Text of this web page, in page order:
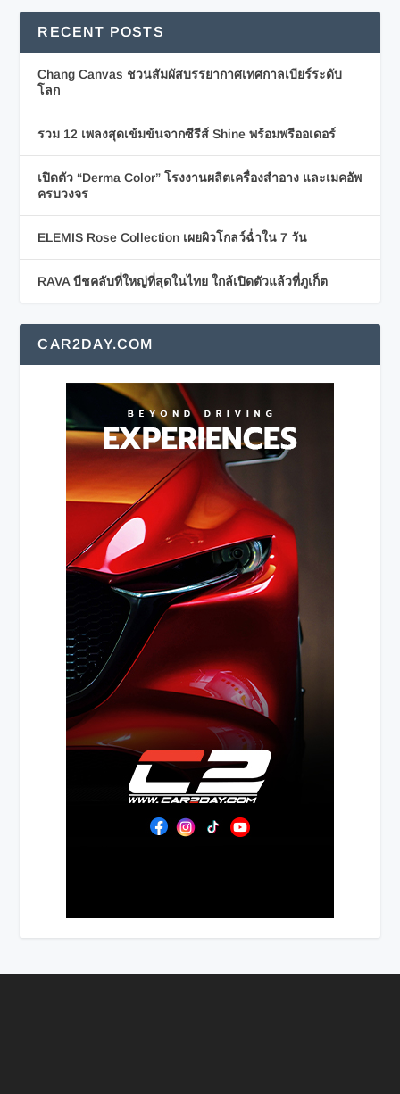
RECENT POSTS
Chang Canvas ชวนสัมผัสบรรยากาศเทศกาลเบียร์ระดับ
โลก
รวม 12 เพลงสุดเข้มข้นจากซีรีส์ Shine พร้อมพรีออเดอร์
เปิดตัว “Derma Color” โรงงานผลิตเครื่องสำอาง และเมคอัพ
ครบวงจร
ELEMIS Rose Collection เผยผิวโกลว์ฉ่ำใน 7 วัน
RAVA บีชคลับที่ใหญ่ที่สุดในไทย ใกล้เปิดตัวแล้วที่ภูเก็ต
CAR2DAY.COM